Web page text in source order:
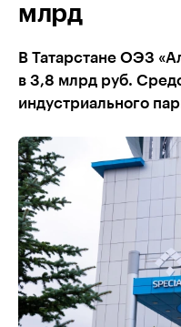
млрд
В Татарстане ОЭЗ
в 3,8 млрд руб.
индустриального